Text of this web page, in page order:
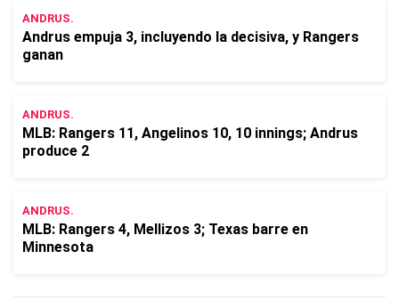
ANDRUS.
Andrus empuja 3, incluyendo la decisiva, y Rangers
ganan
ANDRUS.
MLB: Rangers 11, Angelinos 10, 10 innings; Andrus
produce 2
ANDRUS.
MLB: Rangers 4, Mellizos 3; Texas barre en
Minnesota